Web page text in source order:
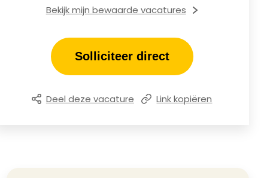
Bekijk mijn bewaarde vacatures
Solliciteer direct
Deel deze vacature Link kopiëren